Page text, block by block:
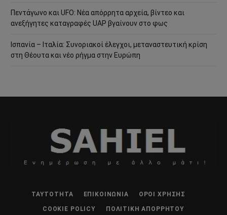
Πεντάγωνο και UFO: Νέα απόρρητα αρχεία, βίντεο και
ανεξήγητες καταγραφές UAP βγαίνουν στο φως
Ισπανία – Ιταλία: Συνοριακοί έλεγχοι, μεταναστευτική κρίση
στη Θέουτα και νέο ρήγμα στην Ευρώπη
ΤΑΥΤΌΤΗΤΑ ΕΠΙΚΟΙΝΩΝΊΑ ΌΡΟΙ ΧΡΉΣΗΣ
COOKIE POLICY ΠΟΛΙΤΙΚΉ ΑΠΟΡΡΉΤΟΥ